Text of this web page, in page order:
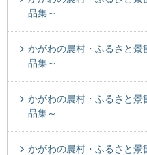
品集～
かがわの農村・ふるさと
品集～
かがわの農村・ふるさと
品集～
かがわの農村・ふるさと